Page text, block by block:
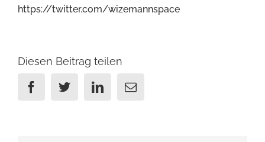
https://twitter.com/wizemannspace
Diesen Beitrag teilen
FacebookTwitterLinkedinEmail